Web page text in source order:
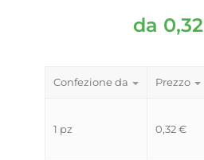
da 0,32
Confezione da Prezzo
1 pz 0,32€